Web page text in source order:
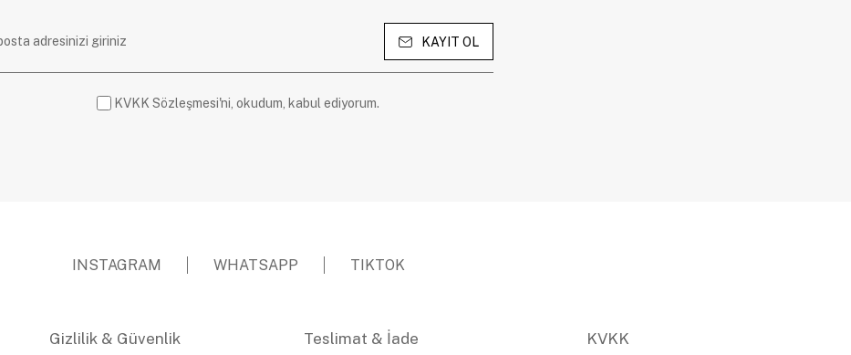
KAYIT OL
KVKK Sözleşmesi'ni, okudum, kabul ediyorum.
INSTAGRAM WHATSAPP TIKTOK
Gizlilik & Güvenlik Teslimat & İade KVKK